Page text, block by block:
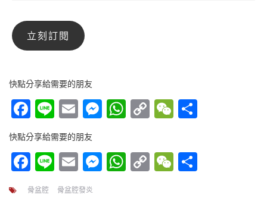
快點分享給需要的朋友
Facebook
LineEmailMessenger
WhatsApp
CopyWeChat
快點分享給需要的朋友
Facebook
LineEmailMessenger
WhatsApp
CopyWeChat
骨盆腔 骨盆腔發炎